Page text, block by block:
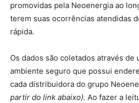
promovidas pela Neoenergia ao
terem suas ocorrências atendidas
rápida.
Os dados são coletados através de
ambiente seguro que possui
cada distribuidora do grupo
partir do link abaixo). Ao fazer a